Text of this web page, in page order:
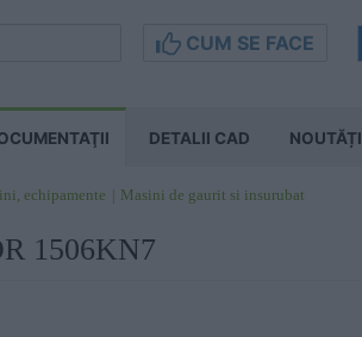
CUM SE FACE
DETALII CAD NOUTĂȚI
echipamente Masini de gaurit si insurubat
1506KN7